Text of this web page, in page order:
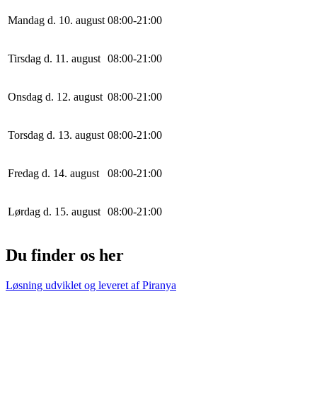
Mandag d. 10. august 08:00-21:00
Tirsdag d. 11. august 08:00-21:00
Onsdag d. 12. august 08:00-21:00
Torsdag d. 13. august 08:00-21:00
Fredag d. 14. august 08:00-21:00
Lørdag d. 15. august 08:00-21:00
Du finder os her
Løsning udviklet og leveret afPiranya